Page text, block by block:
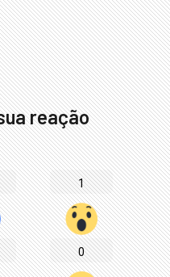
reação
1
0